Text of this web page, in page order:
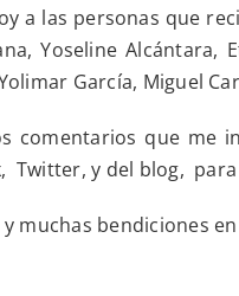
a las personas que
Yoseline Alcántara,
García, Miguel
comentarios que me
Twitter, y del blog,
muchas bendiciones